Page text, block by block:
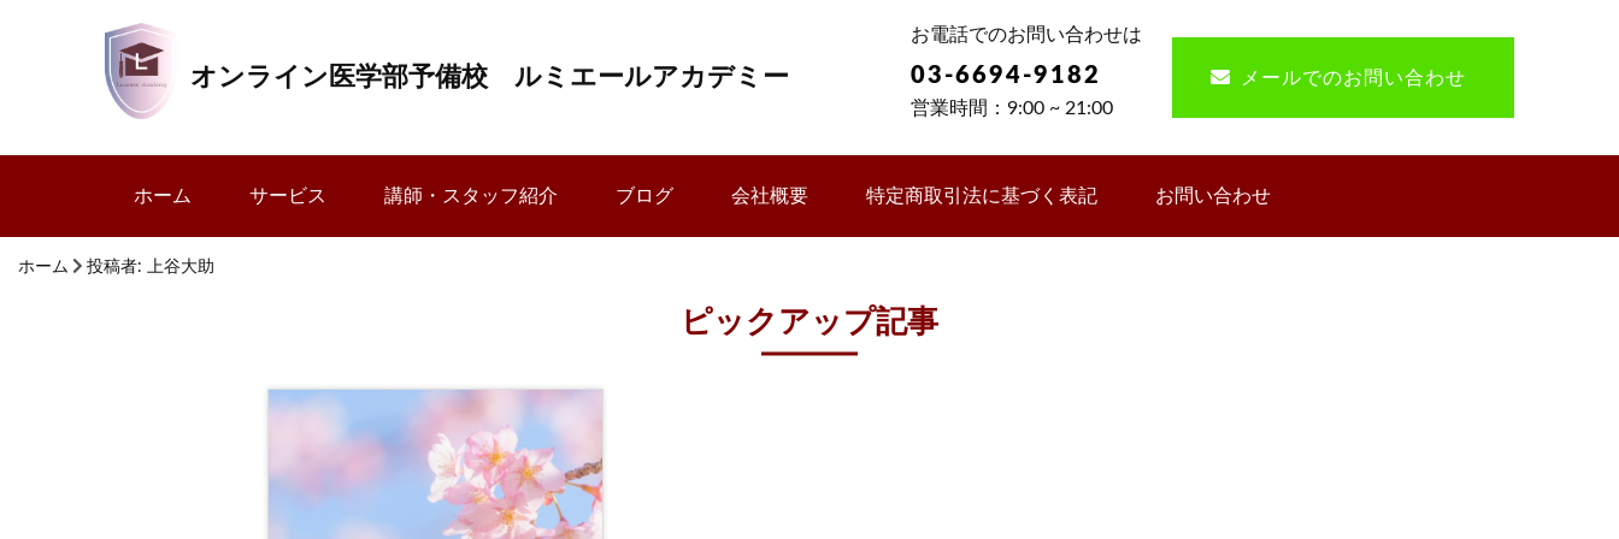
オンライン医学部予備校 ルミエールアカデミー
お電話でのお問い合わせは
03-6694-9182
営業時間：9:00 ~ 21:00
メールでのお問い合わせ
ホーム サービス 講師・スタッフ紹介 ブログ 会社概要 特定商取引法に基づく表記 お問い合わせ
ホーム 投稿者: 上谷大助
ピックアップ記事